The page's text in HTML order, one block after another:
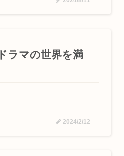
ラマの世界を満
2024/2/12